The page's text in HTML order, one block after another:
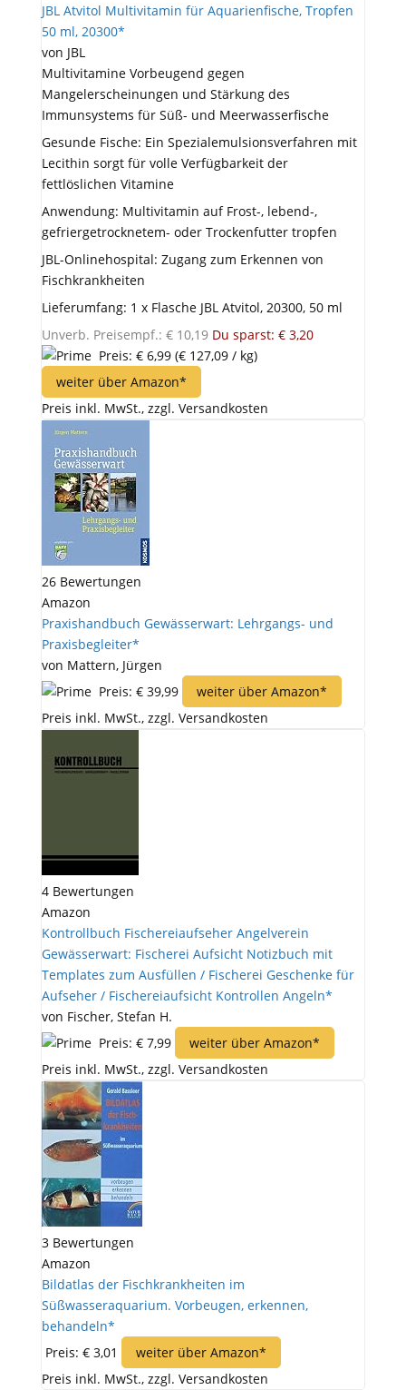
JBL Atvitol Multivitamin für Aquarienfische, Tropfen
50 ml, 20300*
von JBL
Multivitamine Vorbeugend gegen
Mangelerscheinungen und Stärkung des
Immunsystems für Süß- und Meerwasserfische
Gesunde Fische: Ein Spezialemulsionsverfahren mit
Lecithin sorgt für volle Verfügbarkeit der
fettlöslichen Vitamine
Anwendung: Multivitamin auf Frost-, lebend-,
gefriergetrocknetem- oder Trockenfutter tropfen
JBL-Onlinehospital: Zugang zum Erkennen von
Fischkrankheiten
Lieferumfang: 1 x Flasche JBL Atvitol, 20300, 50 ml
Unverb. Preisempf.: € 10,19 Du sparst: € 3,20
Preis: € 6,99 (€ 127,09 / kg)
weiter über Amazon*
Preis inkl. MwSt., zzgl. Versandkosten
26 Bewertungen
Amazon
Praxishandbuch Gewässerwart: Lehrgangs- und
Praxisbegleiter*
von Mattern, Jürgen
Preis: € 39,99
weiter über Amazon*
Preis inkl. MwSt., zzgl. Versandkosten
4 Bewertungen
Amazon
Kontrollbuch Fischereiaufseher Angelverein
Gewässerwart: Fischerei Aufsicht Notizbuch mit
Templates zum Ausfüllen / Fischerei Geschenke für
Aufseher / Fischereiaufsicht Kontrollen Angeln*
von Fischer, Stefan H.
Preis: € 7,99
weiter über Amazon*
Preis inkl. MwSt., zzgl. Versandkosten
3 Bewertungen
Amazon
Bildatlas der Fischkrankheiten im
Süßwasseraquarium. Vorbeugen, erkennen,
behandeln*
Preis: € 3,01
weiter über Amazon*
Preis inkl. MwSt., zzgl. Versandkosten